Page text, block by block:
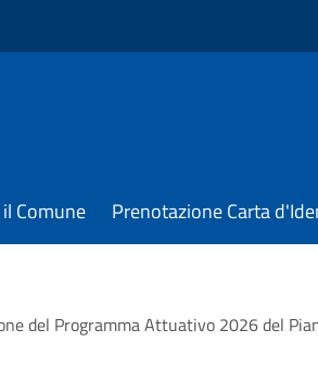
Comune Prenotazione Carta
del Programma Attuativo 2026 del